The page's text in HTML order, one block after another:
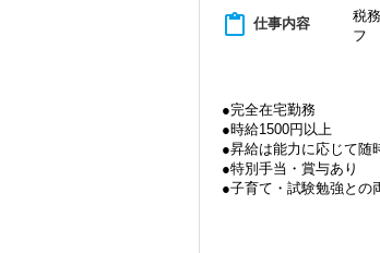
・組織力強化に向けた
・将来の中核人材を募集
A. 幅広い業務を経験で
Q. 実際に働いてみてど
A. さまざまな業務を任
Q. 職場の雰囲気は？
content_paste 仕事内容
税
フ
●完全在宅勤務
●時給1500円以上
●昇給は能力に応じて随
●特別手当・賞与あり
●子育て・試験勉強との